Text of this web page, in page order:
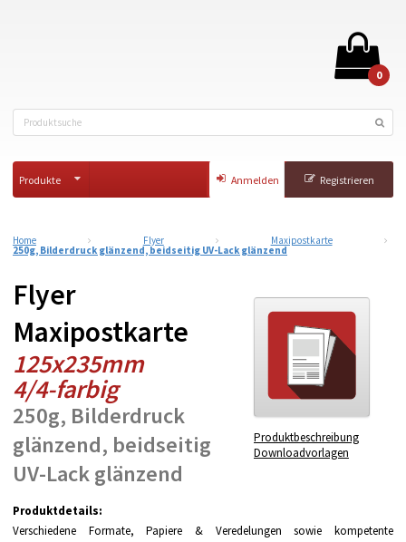
0
Produkte Anmelden Registrieren
Home Flyer Maxipostkarte
250g, Bilderdruck glänzend, beidseitig UV-Lack glänzend
Produktbeschreibung
Downloadvorlagen
Flyer
Maxipostkarte
125x235mm
4/4-farbig
250g, Bilderdruck
glänzend, beidseitig
UV-Lack glänzend
Produktdetails:
Verschiedene Formate, Papiere & Veredelungen sowie kompetente